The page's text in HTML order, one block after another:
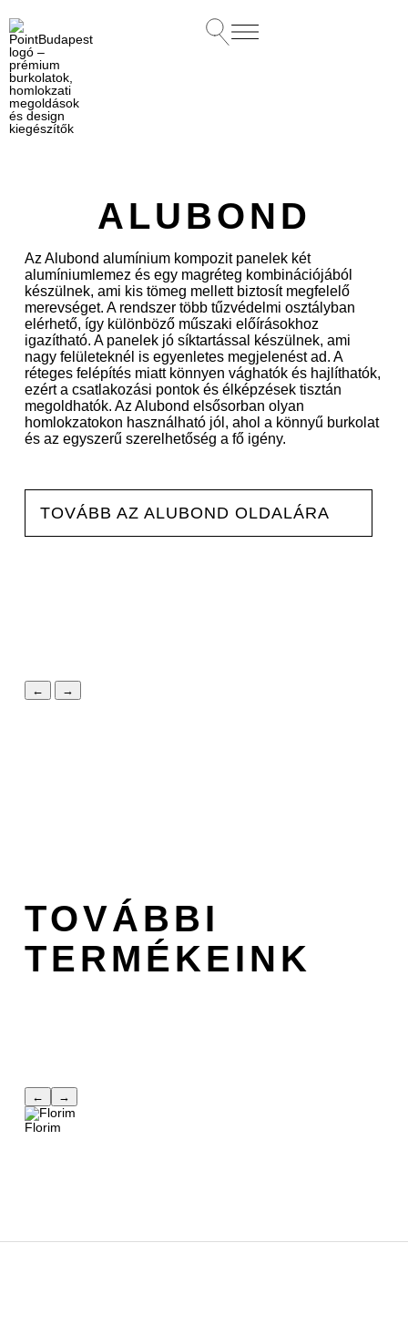
ALUBOND
Az Alubond alumínium kompozit panelek két
alumíniumlemez és egy magréteg kombinációjából
készülnek, ami kis tömeg mellett biztosít megfelelő
merevséget. A rendszer több tűzvédelmi osztályban
elérhető, így különböző műszaki előírásokhoz
igazítható. A panelek jó síktartással készülnek, ami
nagy felületeknél is egyenletes megjelenést ad. A
réteges felépítés miatt könnyen vághatók és hajlíthatók,
ezért a csatlakozási pontok és élképzések tisztán
megoldhatók. Az Alubond elsősorban olyan
homlokzatokon használható jól, ahol a könnyű burkolat
és az egyszerű szerelhetőség a fő igény.
TOVÁBB AZ ALUBOND OLDALÁRA
← →
TOVÁBBI
TERMÉKEINK
← →
Florim